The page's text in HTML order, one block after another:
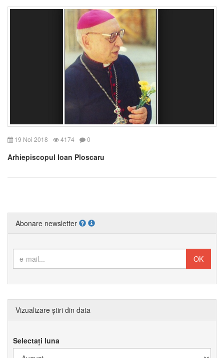
19 Noi 2018 4174 0
Arhiepiscopul Ioan Ploscaru
Abonare newsletter
Vizualizare știri din data
Selectați luna